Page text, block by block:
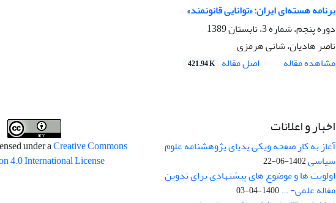
برنامه هسته‌ای ایران: «توانایی قانونمند»
دوره پنجم، شماره 3، تابستان 1389
ناصر هادیان، شانی هرمزی
مشاهده مقاله
اصل مقاله 421.94 K
اخبار و اعلانات
آغاز به کار صفحه ویکی پدیای پژوهشنامه علوم
سیاسی1402-06-22
اولویت ها و موضوع های پیشنهادی برای تدوین
مقاله علمی- ...1400-04-03
under aCreative Commons
4.0 International License